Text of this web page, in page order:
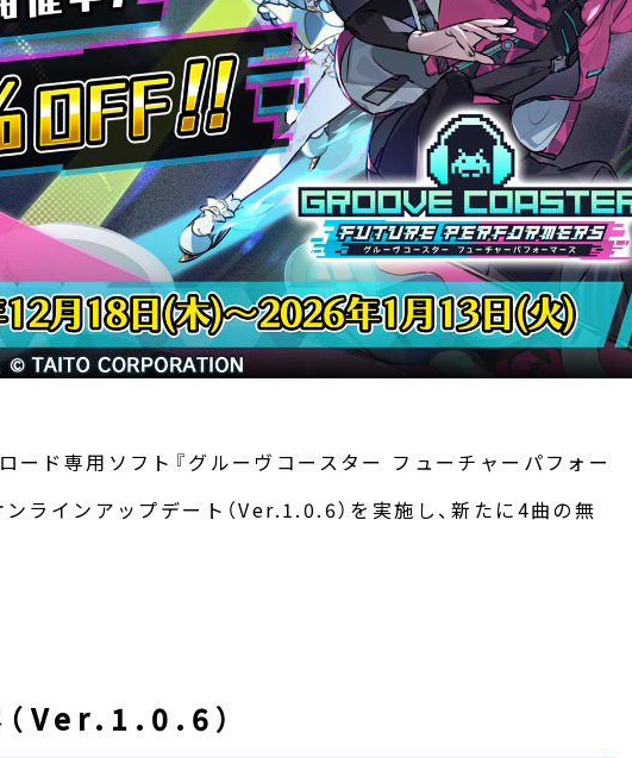
ド専用ソフト『グルーヴコースター フューチャーパフォー
ンラインアップデート（Ver.1.0.6）を実施し、新たに4曲の無
Ver.1.0.6）